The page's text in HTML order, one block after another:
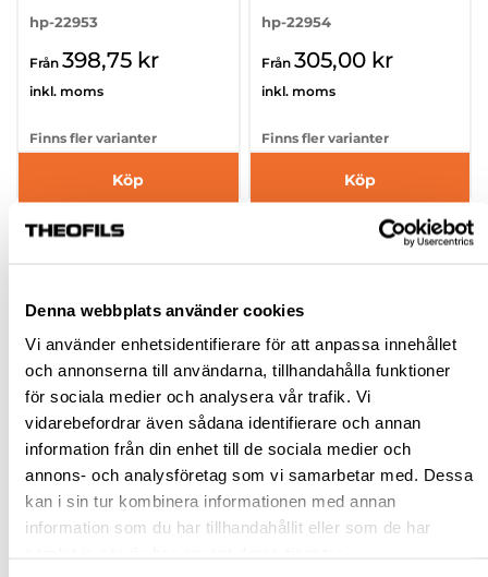
Denna webbplats använder cookies
Vi använder enhetsidentifierare för att anpassa innehållet
och annonserna till användarna, tillhandahålla funktioner
för sociala medier och analysera vår trafik. Vi
vidarebefordrar även sådana identifierare och annan
information från din enhet till de sociala medier och
annons- och analysföretag som vi samarbetar med. Dessa
kan i sin tur kombinera informationen med annan
information som du har tillhandahållit eller som de har
hp-22953
Från 398,75 kr
inkl. moms
Finns fler varianter
Köp
hp-22954
Från 305,00 kr
inkl. moms
Finns fler varianter
Köp
RAKA KONSOLER
PELLY
hp-22955
VÄGGSKENOR PELLY
hp-22952